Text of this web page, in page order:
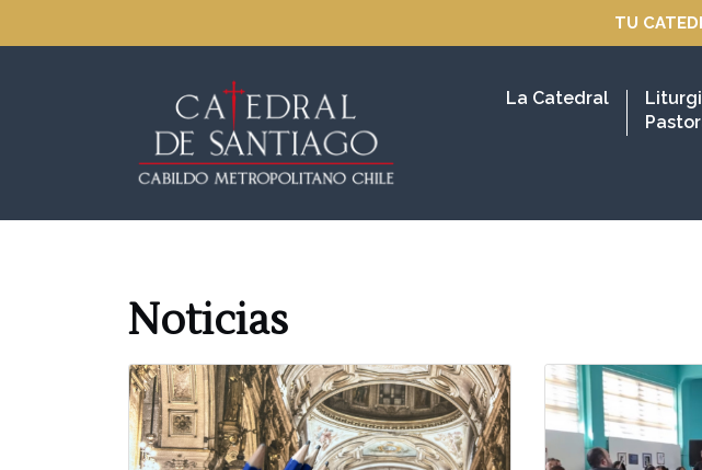
TU
La Catedral
Noticias